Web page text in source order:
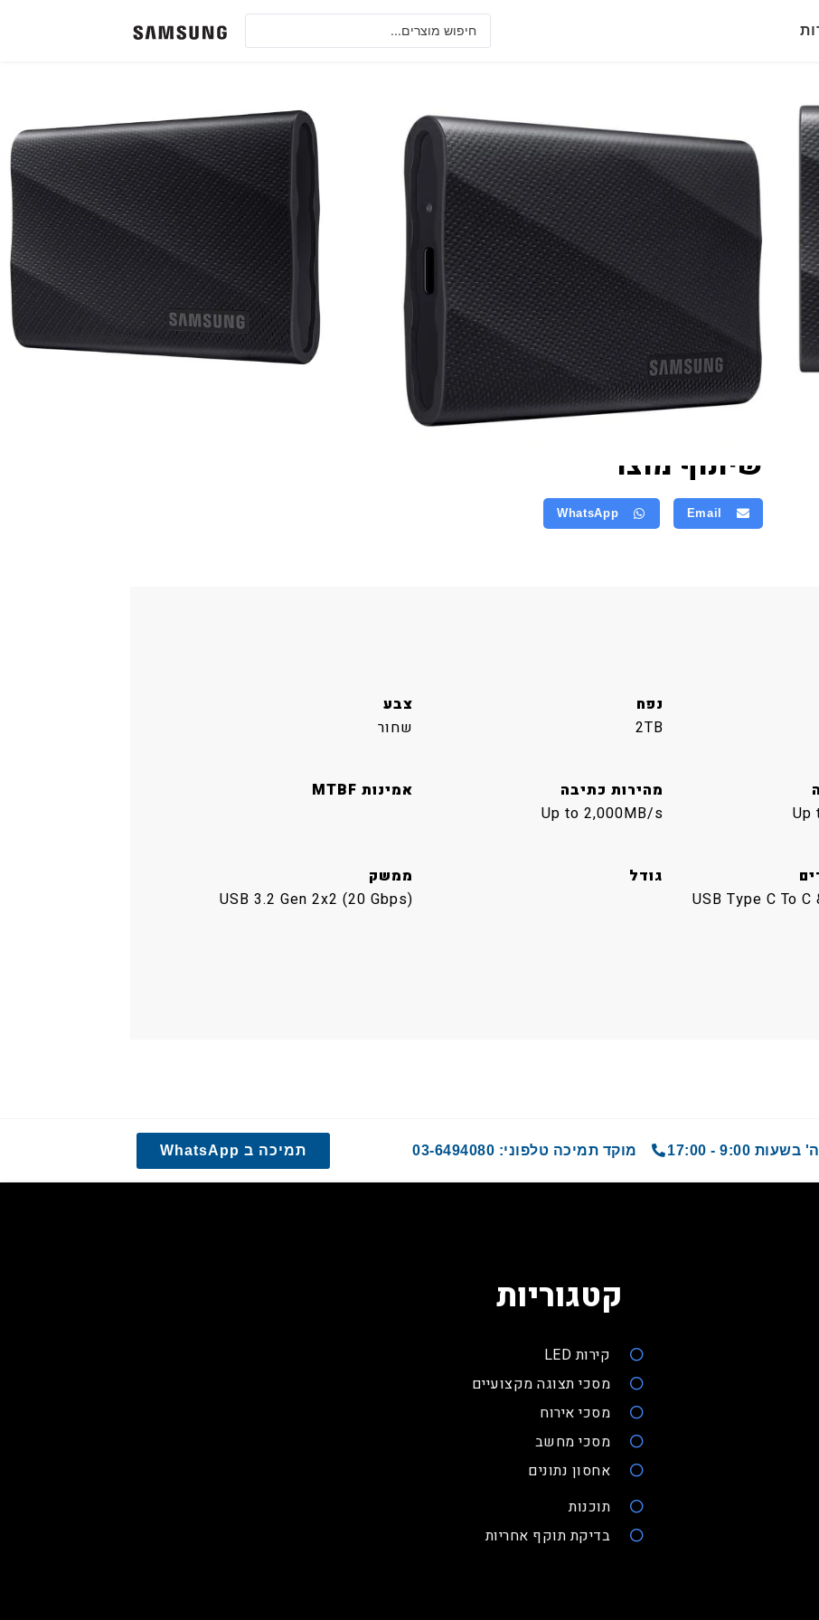
SSD T9 2TB BLACK
Portable SSD T9 2TB
• כונן SSD חיצוני בעל עמידות גבוהה
• עמידות נפילה מגובה של עד 3 מטר ותאימות ל Windows,Mac,Android,Gaming consoles and 12K camera
• בעל מהירויות העברת נתונים גבוהה במיוחד
שיתוף מוצר
Email
WhatsApp
נפח
2TB
צבע
שחור
Up
מהירות כתיבה
Up to 2,000MB/s
אמינות MTBF
USB Type C To C
גודל
ממשק
USB 3.2 Gen 2x2 (20 Gbps)
- 17:00 מוקד תמיכה טלפוני: 03-6494080 תמיכה ב WhatsApp
קטגוריות
קירות LED
מסכי תצוגה מקצועיים
מסכי אירוח
מסכי מחשב
אחסון נתונים
תוכנות
בדיקת תוקף אחריות